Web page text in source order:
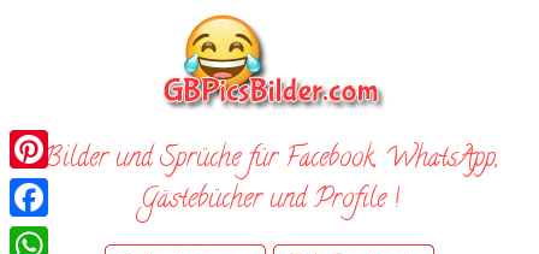
Bilder und Sprüche für Facebook, WhatsApp,
Gästebücher und Profile !
Pinterest
Facebook